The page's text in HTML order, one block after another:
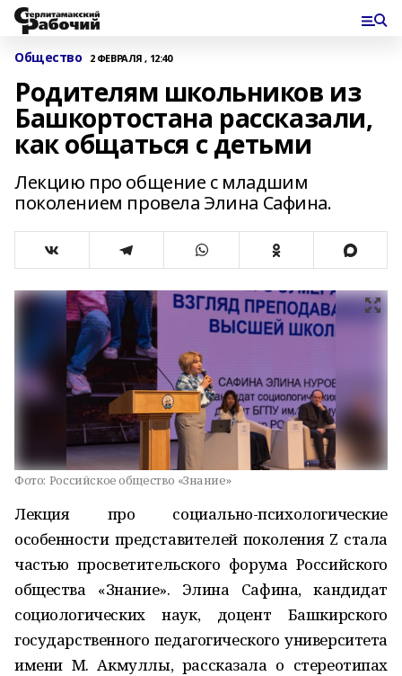
Общество 2 ФЕВРАЛЯ , 12:40
Родителям школьников из
Башкортостана рассказали,
как общаться с детьми
Лекцию про общение с младшим
поколением провела Элина Сафина.
Фото: Российское общество «Знание»
Лекция про социально-психологические
особенности представителей поколения Z стала
частью просветительского форума Российского
общества «Знание». Элина Сафина, кандидат
социологических наук, доцент Башкирского
государственного педагогического университета
имени М. Акмуллы, рассказала о стереотипах